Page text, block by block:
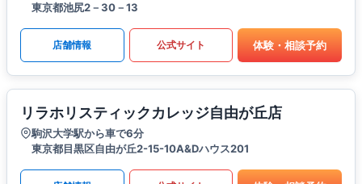
東京都池尻2－30－13
店舗情報 公式サイト 体験・相談予約
リラホリスティックカレッジ自由が丘店
駒沢大学駅から車で6分
東京都目黒区自由が丘2-15-10A&Dハウス201